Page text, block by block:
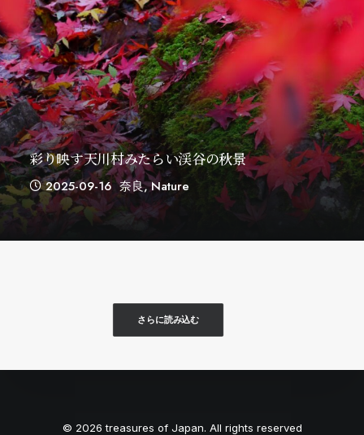
彩り映す天川村みたらい渓谷の秋景
2025-09-16 奈良,Nature
さらに読み込む
© 2026 treasures of Japan. All rights reserved